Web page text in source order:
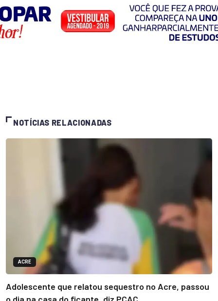
NOTÍCIAS RELACIONADAS
ACRE
Adolescente que relatou sequestro no Acre, passou